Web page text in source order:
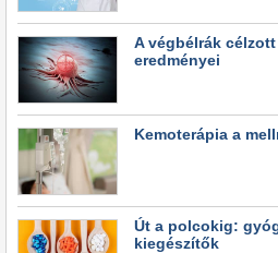
A végbélrák
eredményei
Kemoterápia a
Út a polcokig:
kiegészítők